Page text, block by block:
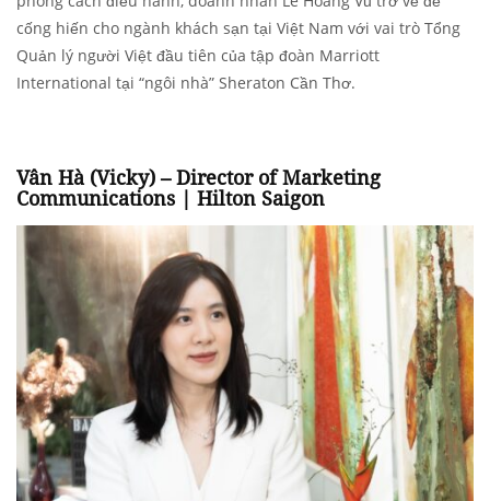
cống hiến cho ngành khách sạn tại Việt Nam với vai trò Tổng
Quản lý người Việt đầu tiên của tập đoàn Marriott
International tại “ngôi nhà” Sheraton Cần Thơ.
Vân Hà (Vicky) – Director of Marketing
Communications | Hilton Saigon